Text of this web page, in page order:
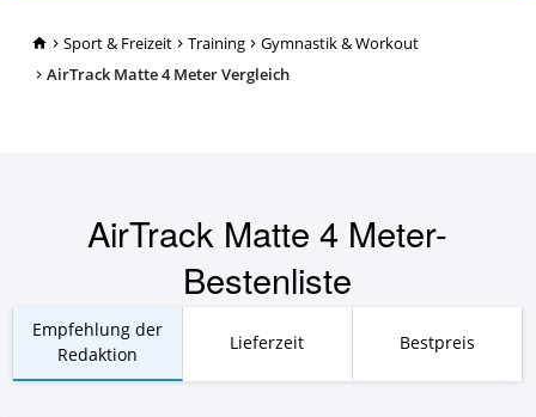
TopRatgeber24.de
Sport & Freizeit Training
Gymnastik & Workout
AirTrack Matte 4 Meter Vergleich
AirTrack Matte 4 Meter-
Bestenliste
Empfehlung der
Redaktion
Lieferzeit Bestpreis